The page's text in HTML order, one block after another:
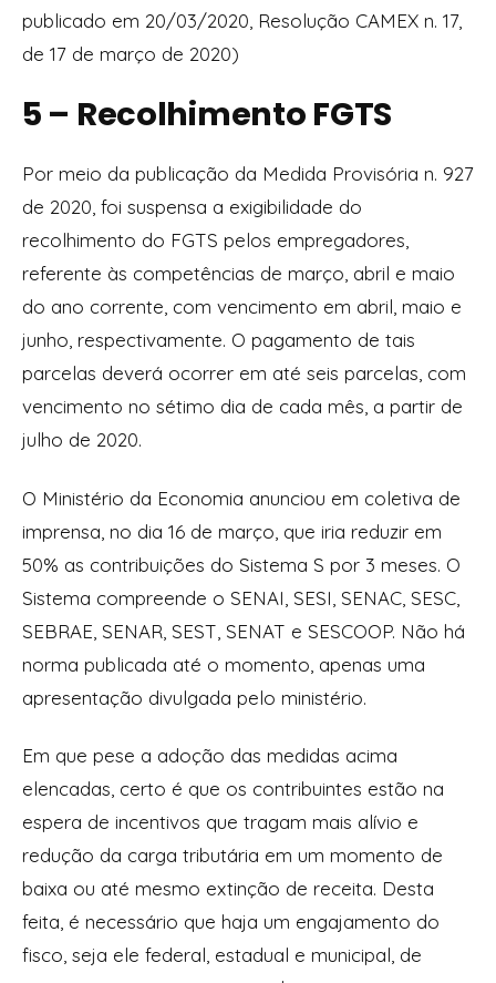
publicado em 20/03/2020, Resolução CAMEX n. 17,
de 17 de março de 2020)
5 – Recolhimento FGTS
Por meio da publicação da Medida Provisória n. 927
de 2020, foi suspensa a exigibilidade do
recolhimento do FGTS pelos empregadores,
referente às competências de março, abril e maio
do ano corrente, com vencimento em abril, maio e
junho, respectivamente. O pagamento de tais
parcelas deverá ocorrer em até seis parcelas, com
vencimento no sétimo dia de cada mês, a partir de
julho de 2020.
O Ministério da Economia anunciou em coletiva de
imprensa, no dia 16 de março, que iria reduzir em
50% as contribuições do Sistema S por 3 meses. O
Sistema compreende o SENAI, SESI, SENAC, SESC,
SEBRAE, SENAR, SEST, SENAT e SESCOOP. Não há
norma publicada até o momento, apenas uma
apresentação divulgada pelo ministério.
Em que pese a adoção das medidas acima
elencadas, certo é que os contribuintes estão na
espera de incentivos que tragam mais alívio e
redução da carga tributária em um momento de
baixa ou até mesmo extinção de receita. Desta
feita, é necessário que haja um engajamento do
fisco, seja ele federal, estadual e municipal, de